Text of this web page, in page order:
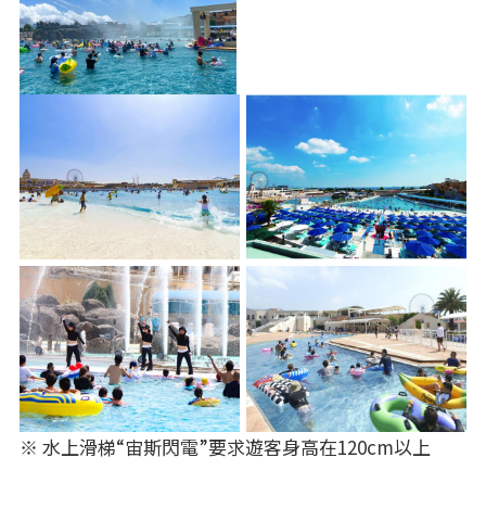
※ 水上滑梯“宙斯閃電”要求遊客身高在120cm以上